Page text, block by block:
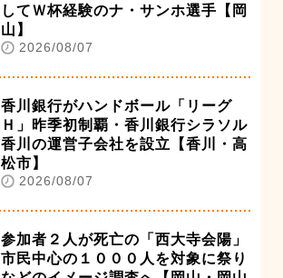
してＷ杯経験のナ・サンホ選手【岡
山】
2026/08/07
香川銀行がハンドボール「リーグ
Ｈ」昨季初制覇・香川銀行シラソル
香川の運営子会社を設立【香川・高
松市】
2026/08/07
参加者２人が死亡の「西大寺会陽」
市民中心の１０００人を対象に祭り